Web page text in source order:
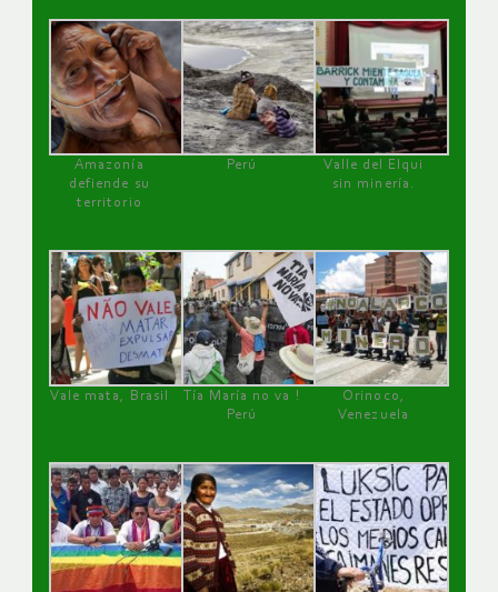
Amazonía
defiende su
territorio
Perú
Valle del Elqui
sin minería.
Vale mata, Brasil
Tía María no va !
Perú
Orinoco,
Venezuela